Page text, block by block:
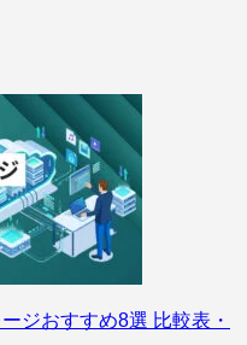
ジおすすめ8選 比較表・